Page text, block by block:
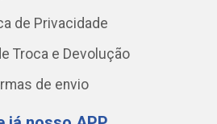
de Privacidade
Troca e Devolução
de envio